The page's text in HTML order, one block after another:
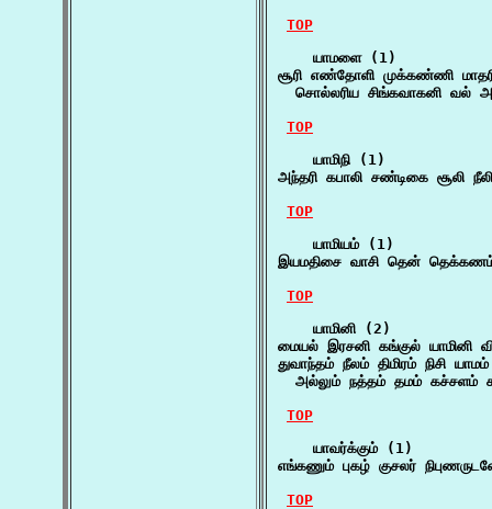
TOP
    யாமளை (1)
சூரி எண்தோளி முக்கண்ணி
சொல்லரிய சிங்கவாகனி
TOP
    யாமிநி (1)
அந்தரி கபாலி சண்டிகை சூலி
TOP
    யாமியம் (1)
இயமதிசை வாசி தென்
TOP
    யாமினி (2)
மையல் இரசனி கங்குல் யாமினி
துவாந்தம் நீலம் திமிரம் நிசி
அல்லும் நத்தம் தமம் கச்சளம்
TOP
    யாவர்க்கும் (1)
எங்கணும் புகழ் குசலர்
TOP